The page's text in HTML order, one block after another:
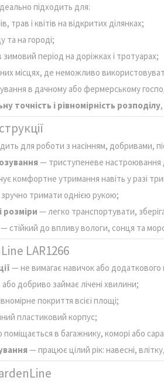
підходить для:
трав і квітів на відкритих ділянках;
та на городі;
зимовий період на доріжках і тротуарах;
місцях, де неможливо
в дачному або фермерському
точність і рівномірність розподілу
для роботи з насінням, добривами,
— триступеневе настроювання
комфортне утримання навіть у разі
тримати однією рукою;
розміри — легко транспортувати,
— стійкий до впливу вологи, сонця та
LAR1266
— не вимагає навичок або додаткового
добриво займає лічені хвилини;
покриття всієї площі;
пластиковий корпус;
в багажнику, коморі або
— працює цілий рік: навесні,